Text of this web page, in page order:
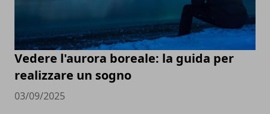
Vedere l'aurora boreale: la guida per
realizzare un sogno
03/09/2025